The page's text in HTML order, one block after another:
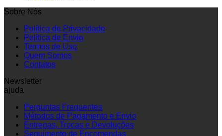
Sobre Nós
Política de Privacidade
Política de Envio
Termos de Uso
Quem Somos
Contatos
Newsletter
ajuda
Perguntas Frequentes
Métodos de Pagamento e Envio
Entregas, Trocas e Devoluções
Seguimento de Encomendas